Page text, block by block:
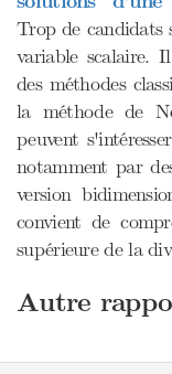
Trop de candidats
variable scalaire.
des méthodes
la méthode de
peuvent
notamment par
version
convient de
supérieure de la
Autre